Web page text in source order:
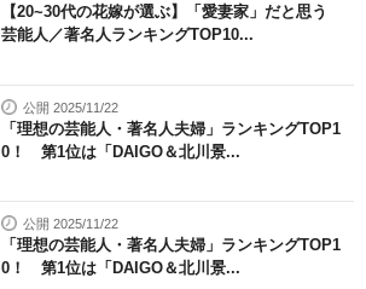
【20~30代の花嫁が選ぶ】「愛妻家」だと思う
芸能人／著名人ランキングTOP10...
公開 2025/11/22
「理想の芸能人・著名人夫婦」ランキングTOP1
0！ 第1位は「DAIGO＆北川景...
公開 2025/11/22
「理想の芸能人・著名人夫婦」ランキングTOP1
0！ 第1位は「DAIGO＆北川景...